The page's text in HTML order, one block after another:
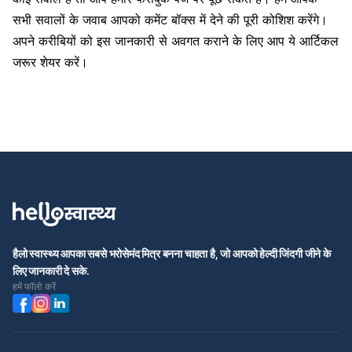
सभी सवालों के जवाब आपको कमेंट बॉक्स में देने की पूरी कोशिश करेंगे।
अपने करीबियों को इस जानकारी से अवगत कराने के लिए आप ये आर्टिकल
जरूर शेयर करें।
हैलो स्वास्थ्य आपका सबसे भरोसेमंद मित्र बनना चाहता है, जो आपको हेल्दी जिंदगी जीने के
लिए जानकारी दे सके.
हमें फॉलो करें